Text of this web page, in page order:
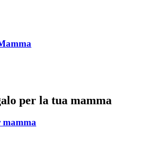
per la tua mamma